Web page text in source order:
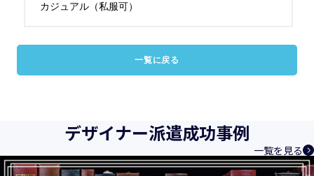
カジュアル（私服可）
一覧に戻る
デザイナー派遣成功事例
一覧を見る